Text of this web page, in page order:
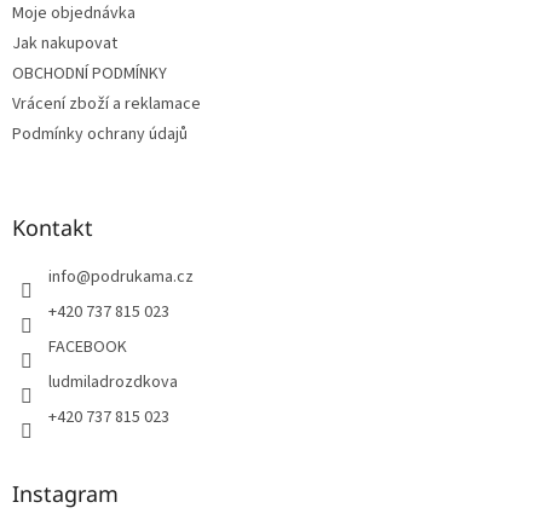
Moje objednávka
Jak nakupovat
OBCHODNÍ PODMÍNKY
Vrácení zboží a reklamace
Podmínky ochrany údajů
Kontakt
info@podrukama.cz
+420 737 815 023
FACEBOOK
ludmiladrozdkova
+420 737 815 023
Instagram